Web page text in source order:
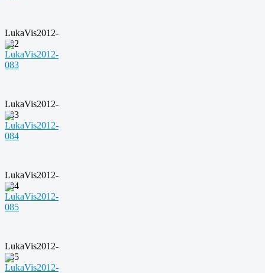
LukaVis2012-
082
LukaVis2012-
083
LukaVis2012-
084
LukaVis2012-
085